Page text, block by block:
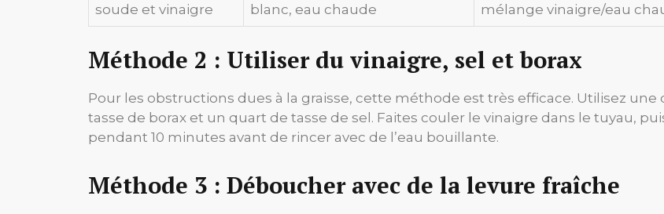
soude et vinaigre
blanc, eau chaude
mélange vinaigre/eau
Méthode 2 : Utiliser du vinaigre, sel et borax
Pour les obstructions dues à la graisse, cette méthode est très efficace. Utilisez
tasse de borax et un quart de tasse de sel. Faites couler le vinaigre dans le tuyau,
pendant 10 minutes avant de rincer avec de l’eau bouillante.
Méthode 3 : Déboucher avec de la levure fraîche